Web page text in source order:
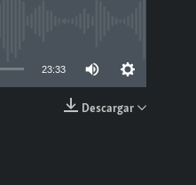
23:33
Descargar